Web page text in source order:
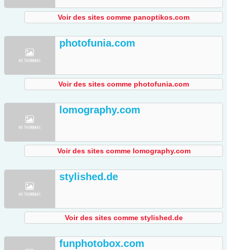
Voir des sites comme panoptikos.com
photofunia.com
Voir des sites comme photofunia.com
lomography.com
Voir des sites comme lomography.com
stylished.de
Voir des sites comme stylished.de
funphotobox.com